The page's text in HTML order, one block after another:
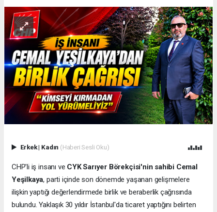
Erkek| Kadın (Haberi Sesli Oku)
CHP'li iş insanı ve CYK Sarıyer Börekçisi'nin sahibi Cemal
Yeşilkaya, parti içinde son dönemde yaşanan gelişmelere
ilişkin yaptığı değerlendirmede birlik ve beraberlik çağrısında
bulundu. Yaklaşık 30 yıldır İstanbul'da ticaret yaptığını belirten